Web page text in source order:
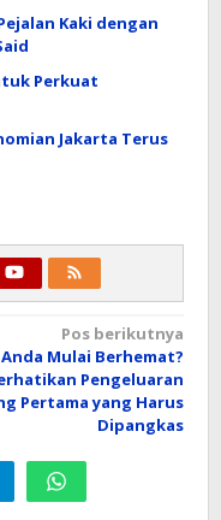
Kaki dengan
Perkuat
Jakarta Terus
Pos berikutnya
Anda Mulai Berhemat?
Pengeluaran
Pertama yang Harus
Dipangkas